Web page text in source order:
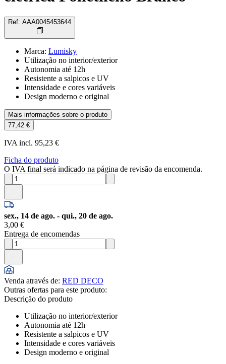
Ref: AAA0045453644
Marca: Lumisky
Utilização no interior/exterior
Autonomia até 12h
Resistente a salpicos e UV
Intensidade e cores variáveis
Design moderno e original
Mais informações sobre o produto
77,42 €
IVA incl. 95,23 €
Ficha do produto
O IVA final será indicado na página de revisão da encomenda.
sex., 14 de ago. - qui., 20 de ago.
3,00 €
Entrega de encomendas
Venda através de: RED DECO
Outras ofertas para este produto:
Descrição do produto
Utilização no interior/exterior
Autonomia até 12h
Resistente a salpicos e UV
Intensidade e cores variáveis
Design moderno e original